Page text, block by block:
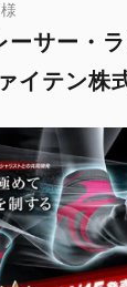
ーサー・
イテン株